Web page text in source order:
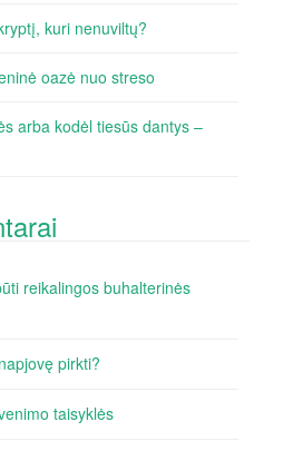
kuri nenuviltų?
oazė nuo streso
arba kodėl tiesūs dantys –
reikalingos buhalterinės
pirkti?
taisyklės